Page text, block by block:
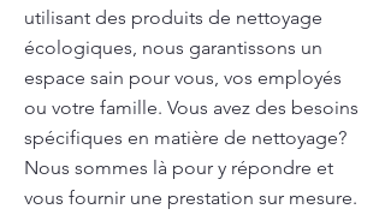
utilisant des produits de nettoyage
écologiques, nous garantissons un
espace sain pour vous, vos employés
ou votre famille. Vous avez des besoins
spécifiques en matière de nettoyage?
Nous sommes là pour y répondre et
vous fournir une prestation sur mesure.